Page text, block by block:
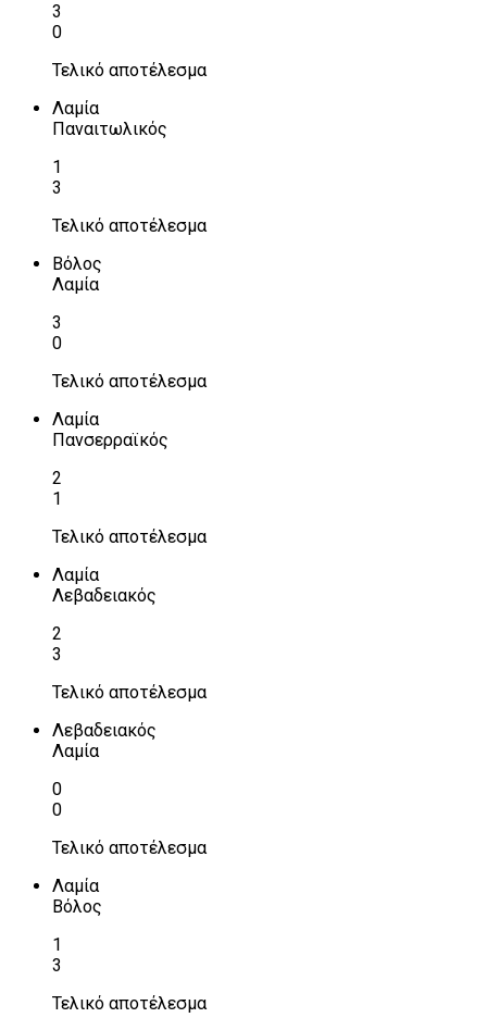
3
0
Τελικό αποτέλεσμα
Λαμία
Παναιτωλικός
1
3
Τελικό αποτέλεσμα
Βόλος
Λαμία
3
0
Τελικό αποτέλεσμα
Λαμία
Πανσερραϊκός
2
1
Τελικό αποτέλεσμα
Λαμία
Λεβαδειακός
2
3
Τελικό αποτέλεσμα
Λεβαδειακός
Λαμία
0
0
Τελικό αποτέλεσμα
Λαμία
Βόλος
1
3
Τελικό αποτέλεσμα